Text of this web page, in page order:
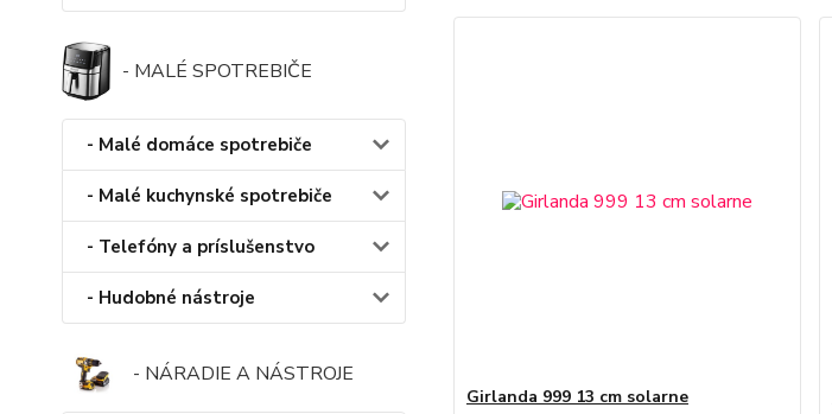
- MALÉ SPOTREBIČE
- Malé domáce spotrebiče
- Malé kuchynské spotrebiče
- Telefóny a príslušenstvo
- Hudobné nástroje
- NÁRADIE A NÁSTROJE
Girlanda 999 13 cm solarne